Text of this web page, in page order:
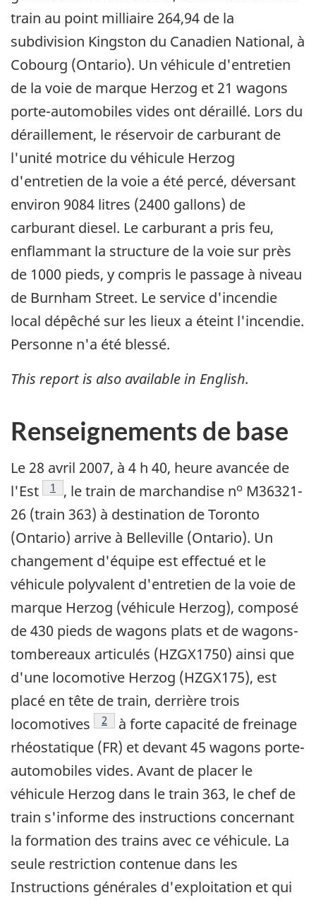
train au point milliaire 264,94 de la
subdivision Kingston du Canadien National, à
Cobourg (Ontario). Un véhicule d'entretien
de la voie de marque Herzog et 21 wagons
porte-automobiles vides ont déraillé. Lors du
déraillement, le réservoir de carburant de
l'unité motrice du véhicule Herzog
d'entretien de la voie a été percé, déversant
environ 9084 litres (2400 gallons) de
carburant diesel. Le carburant a pris feu,
enflammant la structure de la voie sur près
de 1000 pieds, y compris le passage à niveau
de Burnham Street. Le service d'incendie
local dépêché sur les lieux a éteint l'incendie.
Personne n'a été blessé.
This report is also available in English.
Renseignements de base
Le 28 avril 2007, à 4 h 40, heure avancée de
l'Est
Note de bas de page
1 , le train de marchandise no M36321-
26 (train 363) à destination de Toronto
(Ontario) arrive à Belleville (Ontario). Un
changement d'équipe est effectué et le
véhicule polyvalent d'entretien de la voie de
marque Herzog (véhicule Herzog), composé
de 430 pieds de wagons plats et de wagons-
tombereaux articulés (HZGX1750) ainsi que
d'une locomotive Herzog (HZGX175), est
placé en tête de train, derrière trois
locomotives
Note de bas de page
2
à forte capacité de freinage
rhéostatique (FR) et devant 45 wagons porte-
automobiles vides. Avant de placer le
véhicule Herzog dans le train 363, le chef de
train s'informe des instructions concernant
la formation des trains avec ce véhicule. La
seule restriction contenue dans les
Instructions générales d'exploitation et qui